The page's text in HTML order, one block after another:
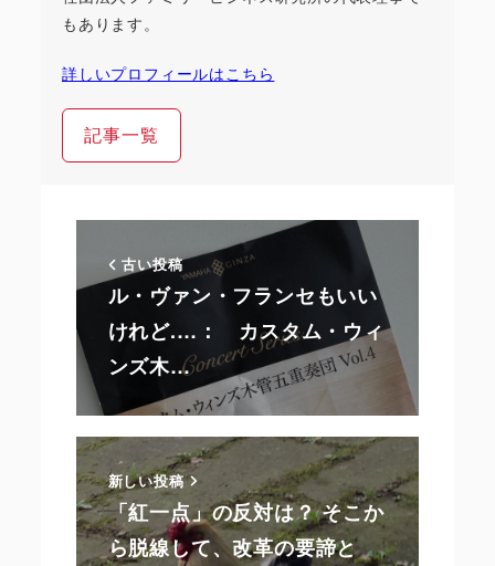
もあります。
詳しいプロフィールはこちら
記事一覧
古い投稿
ル・ヴァン・フランセもいい
けれど.…： カスタム・ウィ
ンズ木…
新しい投稿
「紅一点」の反対は？ そこか
ら脱線して、改革の要諦と